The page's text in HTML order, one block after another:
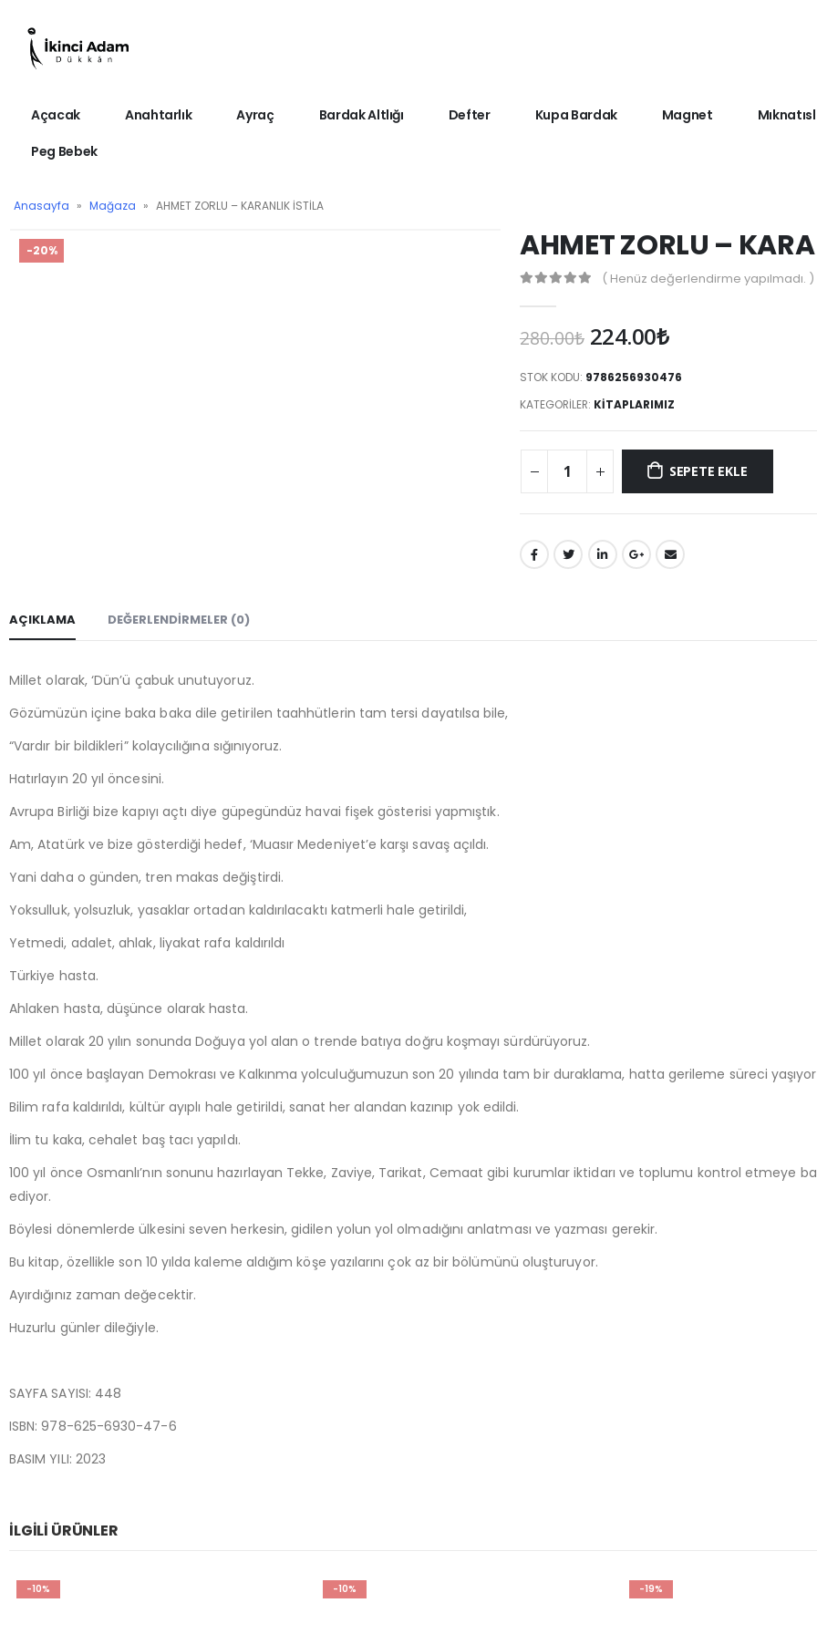
Açacak Anahtarlık Ayraç Bardak Altlığı Defter Kupa Bardak Magnet
Peg Bebek
Anasayfa » Mağaza » AHMET ZORLU – KARANLIK İSTİLA
-20% AHMET ZORLU –
( Henüz değerlendirme yapılmadı. )
280.00₺ Orijinal
280.00₺.
224.00₺Şu
fiyat:
224.00₺.
STOK KODU: 9786256930476
KATEGORILER: KITAPLARIMIZ
SEPETE EKLE
AÇIKLAMA DEĞERLENDIRMELER (0)
Millet olarak, ‘Dün’ü çabuk unutuyoruz.
Gözümüzün içine baka baka dile getirilen taahhütlerin tam tersi dayatılsa bile,
“Vardır bir bildikleri” kolaycılığına sığınıyoruz.
Hatırlayın 20 yıl öncesini.
Avrupa Birliği bize kapıyı açtı diye güpegündüz havai fişek gösterisi yapmıştık.
Am, Atatürk ve bize gösterdiği hedef, ‘Muasır Medeniyet’e karşı savaş açıldı.
Yani daha o günden, tren makas değiştirdi.
Yoksulluk, yolsuzluk, yasaklar ortadan kaldırılacaktı katmerli hale getirildi,
Yetmedi, adalet, ahlak, liyakat rafa kaldırıldı
Türkiye hasta.
Ahlaken hasta, düşünce olarak hasta.
Millet olarak 20 yılın sonunda Doğuya yol alan o trende batıya doğru koşmayı sürdürüyoruz.
100 yıl önce başlayan Demokrası ve Kalkınma yolculuğumuzun son 20 yılında tam bir duraklama, hatta gerileme süreci
Bilim rafa kaldırıldı, kültür ayıplı hale getirildi, sanat her alandan kazınıp yok edildi.
İlim tu kaka, cehalet baş tacı yapıldı.
100 yıl önce Osmanlı’nın sonunu hazırlayan Tekke, Zaviye, Tarikat, Cemaat gibi kurumlar iktidarı ve toplumu kontrol etmeye
ediyor.
Böylesi dönemlerde ülkesini seven herkesin, gidilen yolun yol olmadığını anlatması ve yazması gerekir.
Bu kitap, özellikle son 10 yılda kaleme aldığım köşe yazılarını çok az bir bölümünü oluşturuyor.
Ayırdığınız zaman değecektir.
Huzurlu günler dileğiyle.
SAYFA SAYISI: 448
ISBN: 978-625-6930-47-6
BASIM YILI: 2023
İLGILI ÜRÜNLER
-10% -19% -10%